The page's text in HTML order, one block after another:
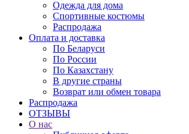
Одежда для дома
Спортивные костюмы
Распродажа
Оплата и доставка
По Беларуси
По России
По Казахстану
В другие страны
Возврат или обмен товара
Распродажа
ОТЗЫВЫ
О нас